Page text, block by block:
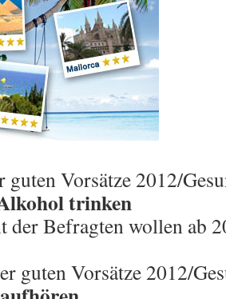
guten Vorsätze 2012/
trinken
der Befragten wollen ab
guten Vorsätze 2012/